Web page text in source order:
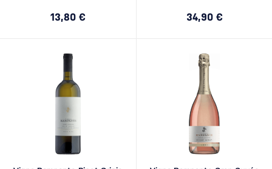
13,80 € 34,90 €